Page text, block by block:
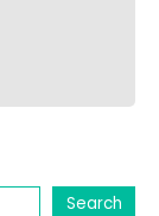
Search